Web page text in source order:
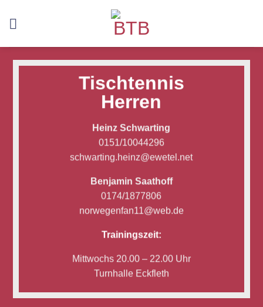
Tischtennis
Herren
Heinz Schwarting
0151/10044296
schwarting.heinz@ewetel.net
Benjamin Saathoff
0174/1877806
norwegenfan11@web.de
Trainingszeit:
Mittwochs 20.00 – 22.00 Uhr
Turnhalle Eckfleth